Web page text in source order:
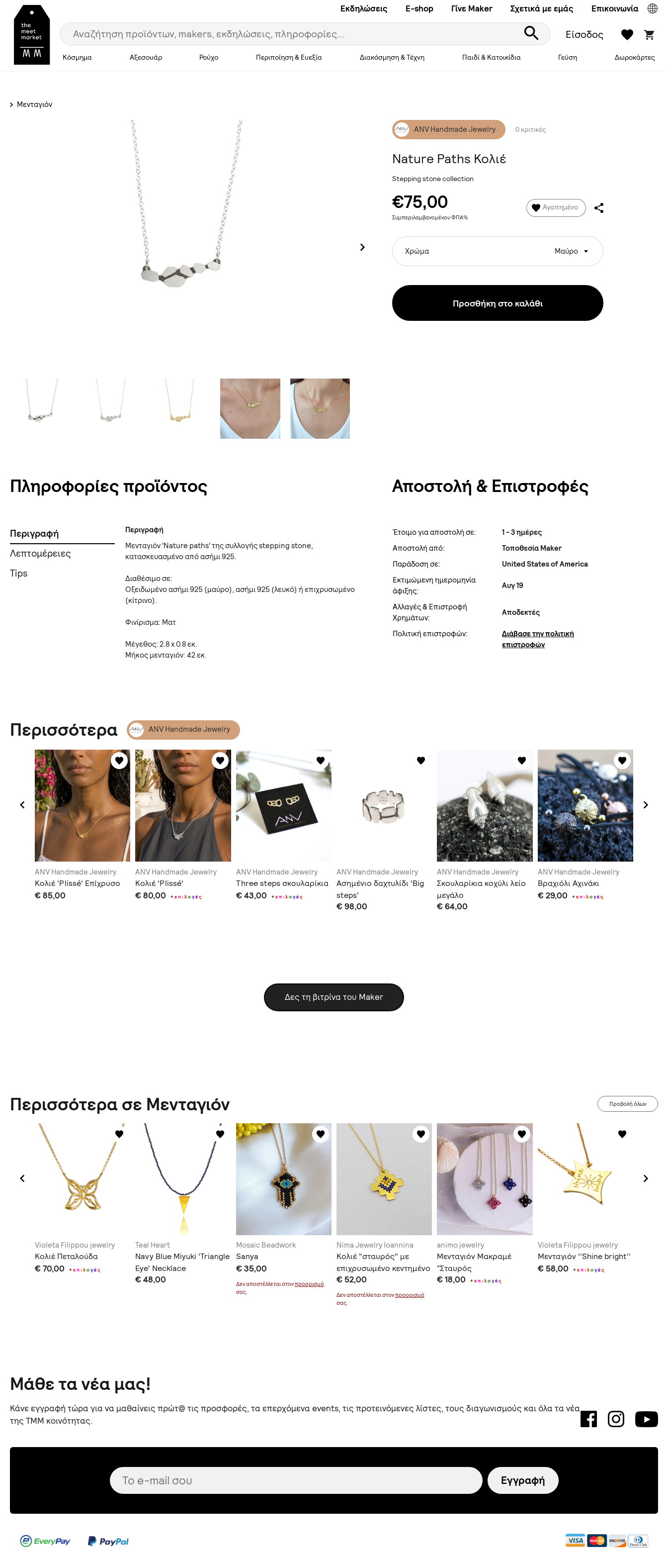
Εκδηλώσεις E-shop Γίνε Maker Σχετικά με εμάς Επικοινωνία
Είσοδος
Κόσμημα Αξεσουάρ Ρούχο Περιποίηση & Ευεξία Διακόσμηση & Τέχνη Παιδί & Κατοικίδια Γεύση Δωροκάρτες
Μενταγιόν
ANV Handmade Jewelry 0 κριτικές
Nature Paths Κολιέ
Stepping stone collection
€75,00
Συμπεριλαμβανομένου ΦΠΑ%
Αγαπημένο
Χρώμα Μαύρο
Προσθήκη στο καλάθι
Πληροφορίες προϊόντος
Περιγραφή
Λεπτομέρειες
Tips
Περιγραφή
Μενταγιόν 'Nature paths' της συλλογής stepping stone,
κατασκευασμένo από ασήμι 925.
Διαθέσιμο σε:
Οξειδωμένο ασήμι 925 (μαύρο), ασήμι 925 (λευκό) ή επιχρυσωμένο
(κίτρινο).
Φινίρισμα: Ματ
Μέγεθος: 2.8 x 0.8 εκ.
Mήκος μενταγιόν: 42 εκ.
Αποστολή & Επιστροφές
Έτοιμο για αποστολή σε:
1 - 3 ημέρες
Αποστολή από:
Τοποθεσία Maker
Παράδοση σε:
United States of America
Εκτιμώμενη ημερομηνία
άφιξης:
Αυγ 19
Αλλαγές & Επιστροφή
Χρημάτων:
Αποδεκτές
Πολιτική επιστροφών:
Διάβασε την πολιτική
επιστροφών
Περισσότερα ANV Handmade Jewelry
ANV Handmade Jewelry
Κολιέ 'Plissé' Επίχρυσο
€ 85,00
ANV Handmade Jewelry
Κολιέ 'Plissé'
€ 80,00 +επιλογές
ANV Handmade Jewelry
Three steps σκουλαρίκια
€ 43,00 +επιλογές
ANV Handmade Jewelry
Ασημένιο δαχτυλίδι 'Big
steps'
€ 98,00
ANV Handmade Jewelry
Σκουλαρίκια κοχύλι λείο
μεγάλο
€ 64,00
ANV Handmade Jewelry
Βραχιόλι Αχινάκι
€ 29,00 +επιλογές
Δες τη βιτρίνα του Maker
Περισσότερα σε Μενταγιόν Προβολή όλων
Violeta Filippou jewelry
Κολιέ Πεταλούδα
€ 70,00 +επιλογές
Teal Heart
Navy Blue Miyuki 'Triangle
Eye' Necklace
€ 48,00
Mosaic Beadwork
Sanya
€ 35,00
Δεν αποστέλλεται στονπροορισμό
σας.
Nima Jewelry Ioannina
Κολιέ "σταυρός" με
επιχρυσωμένο κεντημένο
ασήμι
€ 52,00
Δεν αποστέλλεται στονπροορισμό
σας.
animo jewelry
Μενταγιόν Μακραμέ
“Σταυρός
€ 18,00 +επιλογές
Violeta Filippou jewelry
Μενταγιόν ''Shine bright''
€ 58,00 +επιλογές
Μάθε τα νέα μας!
Κάνε εγγραφή τώρα για να μαθαίνεις πρώτ@ τις προσφορές, τα επερχόμενα events, τις προτεινόμενες λίστες, τους διαγωνισμούς και όλα τα νέα
της TMM κοινότητας.
Εγγραφή